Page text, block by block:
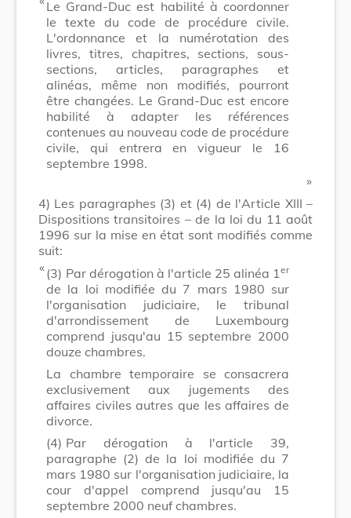
Le Grand-Duc est habilité à coordonner
le texte du code de procédure civile.
L'ordonnance et la numérotation des
livres, titres, chapitres, sections, sous-
sections, articles, paragraphes et
alinéas, même non modifiés, pourront
être changées. Le Grand-Duc est encore
habilité à adapter les références
contenues au nouveau code de procédure
civile, qui entrera en vigueur le 16
septembre 1998.
​ »
4) Les paragraphes (3) et (4) de l'Article XIII –
Dispositions transitoires – de la loi du 11 août
1996 sur la mise en état sont modifiés comme
suit:
​ «(3) Par dérogation à l'article 25 alinéa 1 er
de la loi modifiée du 7 mars 1980 sur
l'organisation judiciaire, le tribunal
d'arrondissement de Luxembourg
comprend jusqu'au 15 septembre 2000
douze chambres.
La chambre temporaire se consacrera
exclusivement aux jugements des
affaires civiles autres que les affaires de
divorce.
(4) Par dérogation à l'article 39,
paragraphe (2) de la loi modifiée du 7
mars 1980 sur l'organisation judiciaire, la
cour d'appel comprend jusqu'au 15
septembre 2000 neuf chambres.